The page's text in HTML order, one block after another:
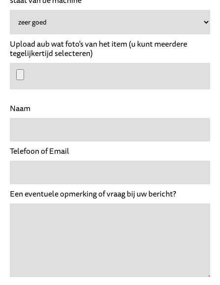
Upload aub wat foto's van het item (u kunt meerdere
tegelijkertijd selecteren)
Naam
Telefoon of Email
Een eventuele opmerking of vraag bij uw bericht?